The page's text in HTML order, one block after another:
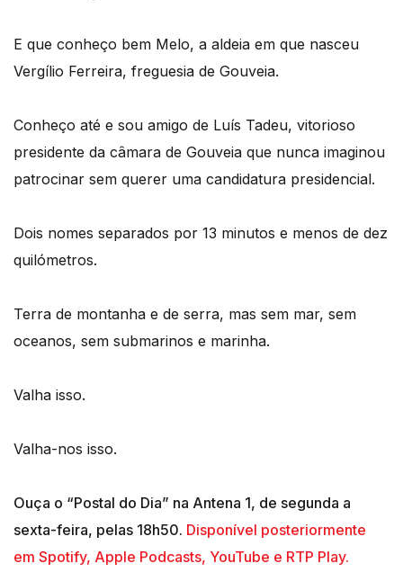
E que conheço bem Melo, a aldeia em que nasceu
Vergílio Ferreira, freguesia de Gouveia.
Conheço até e sou amigo de Luís Tadeu, vitorioso
presidente da câmara de Gouveia que nunca imaginou
patrocinar sem querer uma candidatura presidencial.
Dois nomes separados por 13 minutos e menos de dez
quilómetros.
Terra de montanha e de serra, mas sem mar, sem
oceanos, sem submarinos e marinha.
Valha isso.
Valha-nos isso.
Ouça o “Postal do Dia” na Antena 1, de segunda a
sexta-feira, pelas 18h50. Disponível posteriormente
em Spotify, Apple Podcasts, YouTube e RTP Play.